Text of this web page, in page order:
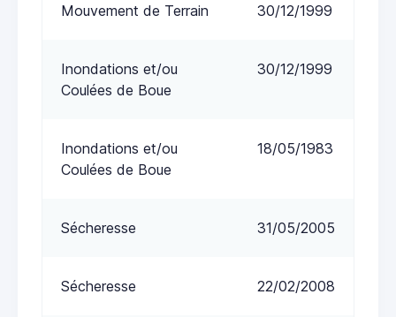
Mouvement de Terrain 30/12/1999
Inondations et/ou
Coulées de Boue
30/12/1999
Inondations et/ou
Coulées de Boue
18/05/1983
Sécheresse 31/05/2005
Sécheresse 22/02/2008